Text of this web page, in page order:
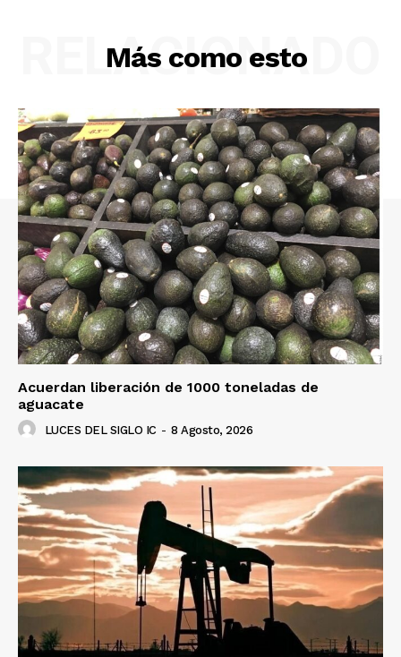
Más como esto
RELACIONADO
Acuerdan liberación de 1000 toneladas de
aguacate
LUCES DEL SIGLO IC - 8 Agosto, 2026